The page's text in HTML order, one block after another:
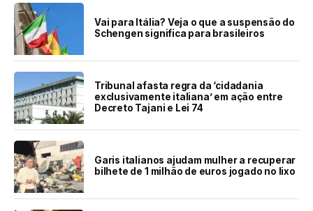
Vai para Itália? Veja o que a suspensão do
Schengen significa para brasileiros
Tribunal afasta regra da ‘cidadania
exclusivamente italiana’ em ação entre
Decreto Tajani e Lei 74
Garis italianos ajudam mulher a recuperar
bilhete de 1 milhão de euros jogado no lixo